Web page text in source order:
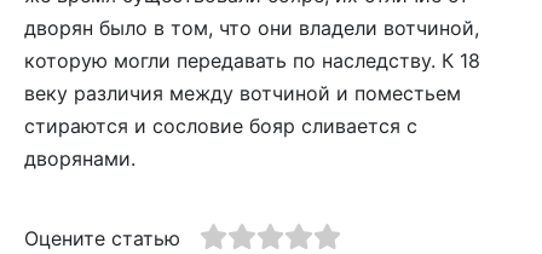
дворян было в том, что они владели вотчиной,
которую могли передавать по наследству. К 18
веку различия между вотчиной и поместьем
стираются и сословие бояр сливается с
дворянами.
Оцените статью